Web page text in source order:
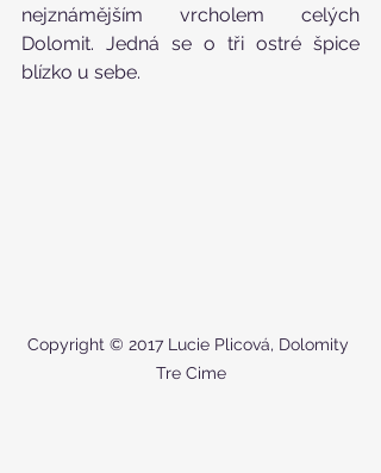
nejznámějším vrcholem celých
Dolomit. Jedná se o tři ostré špice
blízko u sebe.
Copyright © 2017 Lucie Plicová, Dolomity
Tre Cime